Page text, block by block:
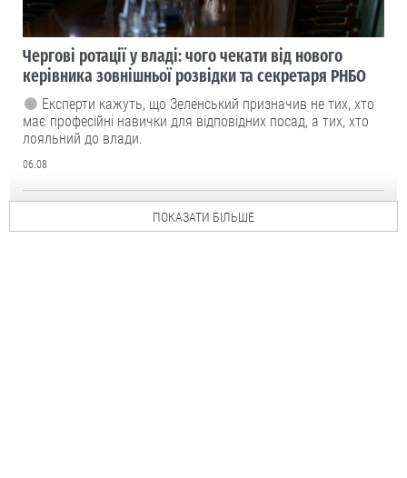
Чергові ротації у владі: чого чекати від нового
керівника зовнішньої розвідки та секретаря РНБО
Експерти кажуть, що Зеленський призначив не тих, хто
має професійні навички для відповідних посад, а тих, хто
лояльний до влади.
06.08
ПОКАЗАТИ БІЛЬШЕ